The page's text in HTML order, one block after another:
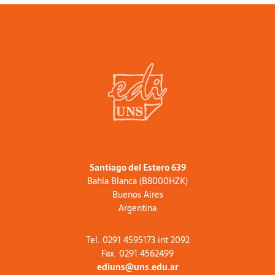
provincia de Mendoza (Argentina).
Santiago del Estero 639
Bahía Blanca (B8000HZK)
Buenos Aires
Argentina
Tel. 0291 4595173 int 2092
Fax. 0291 4562499
ediuns@uns.edu.ar